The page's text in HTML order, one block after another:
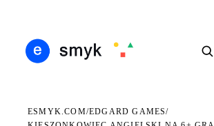
ESMYK.COM/EDGARD GAMES/